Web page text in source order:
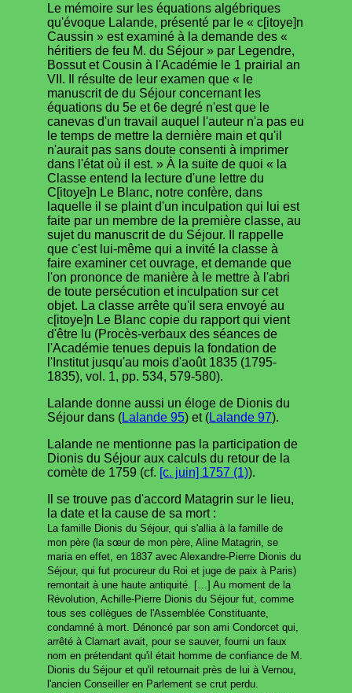
Le mémoire sur les équations algébriques
qu'évoque Lalande, présenté par le « c[itoye]n
Caussin » est examiné à la demande des «
héritiers de feu M. du Séjour » par Legendre,
Bossut et Cousin à l'Académie le 1 prairial an
VII. Il résulte de leur examen que « le
manuscrit de du Séjour concernant les
équations du 5e et 6e degré n'est que le
canevas d'un travail auquel l'auteur n'a pas eu
le temps de mettre la dernière main et qu'il
n'aurait pas sans doute consenti à imprimer
dans l'état où il est. » À la suite de quoi « la
Classe entend la lecture d'une lettre du
C[itoye]n Le Blanc, notre confère, dans
laquelle il se plaint d'un inculpation qui lui est
faite par un membre de la première classe, au
sujet du manuscrit de du Séjour. Il rappelle
que c'est lui-même qui a invité la classe à
faire examiner cet ouvrage, et demande que
l'on prononce de manière à le mettre à l'abri
de toute persécution et inculpation sur cet
objet. La classe arrête qu'il sera envoyé au
c[itoye]n Le Blanc copie du rapport qui vient
d'être lu (Procès-verbaux des séances de
l'Académie tenues depuis la fondation de
l'Institut jusqu'au mois d'août 1835 (1795-
1835), vol. 1, pp. 534, 579-580).
Lalande donne aussi un éloge de Dionis du
Séjour dans (Lalande 95) et (Lalande 97).
Lalande ne mentionne pas la participation de
Dionis du Séjour aux calculs du retour de la
comète de 1759 (cf. [c. juin] 1757 (1)).
Il se trouve pas d'accord Matagrin sur le lieu,
la date et la cause de sa mort :
La famille Dionis du Séjour, qui s'allia à la famille de
mon père (la sœur de mon père, Aline Matagrin, se
maria en effet, en 1837 avec Alexandre-Pierre Dionis du
Séjour, qui fut procureur du Roi et juge de paix à Paris)
remontait à une haute antiquité. […] Au moment de la
Révolution, Achille-Pierre Dionis du Séjour fut, comme
tous ses collègues de l'Assemblée Constituante,
condamné à mort. Dénoncé par son ami Condorcet qui,
arrêté à Clamart avait, pour se sauver, fourni un faux
nom en prétendant qu'il était homme de confiance de M.
Dionis du Séjour et qu'il retournait près de lui à Vernou,
l'ancien Conseiller en Parlement se crut perdu.